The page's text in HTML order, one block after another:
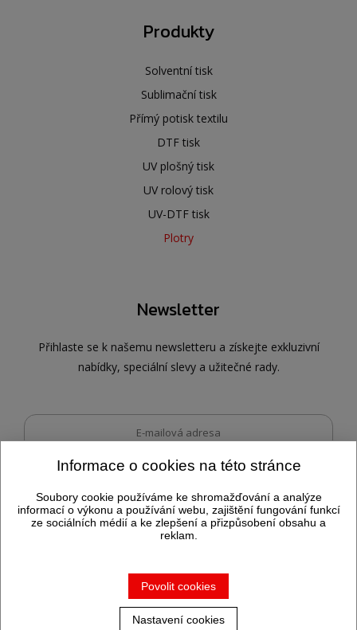
Informace o cookies na této stránce
Soubory cookie používáme ke shromažďování a analýze
informací o výkonu a používání webu, zajištění fungování funkcí
ze sociálních médií a ke zlepšení a přizpůsobení obsahu a
reklam.
Povolit cookies
Nastavení cookies
Produkty
Solventní tisk
Sublimační tisk
Přímý potisk textilu
DTF tisk
UV plošný tisk
UV rolový tisk
UV-DTF tisk
Plotry
Newsletter
Přihlaste se k našemu newsletteru a získejte exkluzivní
nabídky, speciální slevy a užitečné rady.
Dovolujeme si vás informovat, že po odeslání tohoto formuláře
Vytvořila společnostPS Works s. r. o.